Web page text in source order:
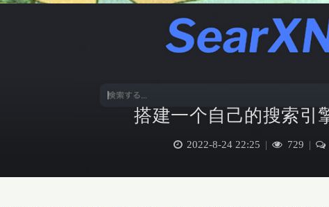
搭建一个自己的搜索引
2022-8-24 22:25 | 729 |